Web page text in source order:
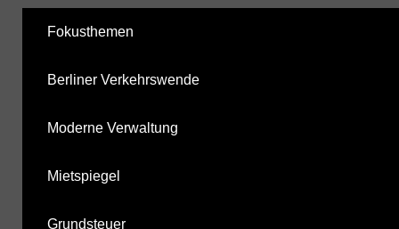
Fokusthemen
Berliner Verkehrswende
Moderne Verwaltung
Mietspiegel
Grundsteuer